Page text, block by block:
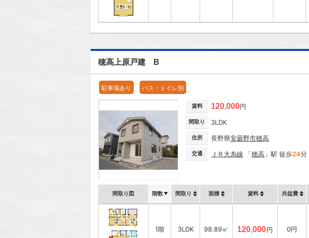
穂高上原戸建 B
駐車場あり バス・トイレ別
賃料 120,000円
間取り 3LDK
住所 長野県安曇野市穂高
交通 ＪＲ大糸線 「穂高 」駅 徒歩24分
間取り図 階数 間取り 面積 賃料 共益費
1階 3LDK 98.89㎡ 120,000円 0円